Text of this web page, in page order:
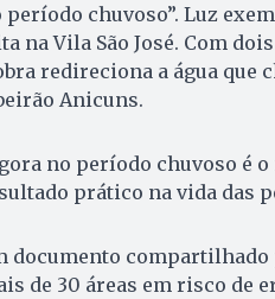
período chuvoso”. Luz
na Vila São José. Com
redireciona a água que
Anicuns.
no período chuvoso é
prático na vida das
documento compartilhado
de 30 áreas em risco de